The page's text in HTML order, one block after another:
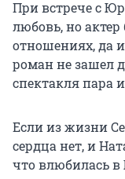
При встрече с
любовь, но
отношениях, да
роман не зашел
спектакля пара
Если из жизни
сердца нет, и
что влюбилась в